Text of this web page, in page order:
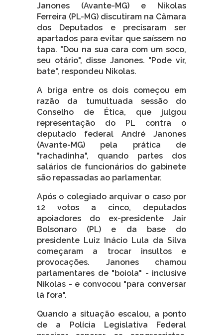
Janones (Avante-MG) e Nikolas
Ferreira (PL-MG) discutiram na Câmara
dos Deputados e precisaram ser
apartados para evitar que saíssem no
tapa. "Dou na sua cara com um soco,
seu otário", disse Janones. "Pode vir,
bate", respondeu Nikolas.
A briga entre os dois começou em
razão da tumultuada sessão do
Conselho de Ética, que julgou
representação do PL contra o
deputado federal André Janones
(Avante-MG) pela prática de
"rachadinha", quando partes dos
salários de funcionários do gabinete
são repassadas ao parlamentar.
Após o colegiado arquivar o caso por
12 votos a cinco, deputados
apoiadores do ex-presidente Jair
Bolsonaro (PL) e da base do
presidente Luiz Inácio Lula da Silva
começaram a trocar insultos e
provocações. Janones chamou
parlamentares de "boiola" - inclusive
Nikolas - e convocou "para conversar
lá fora".
Quando a situação escalou, a ponto
de a Polícia Legislativa Federal